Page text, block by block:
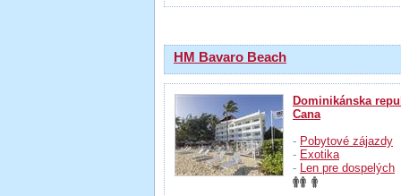
HM Bavaro Beach
Dominikánska
Cana
- Pobytové zájazdy
- Exotika
- Len pre dospelých